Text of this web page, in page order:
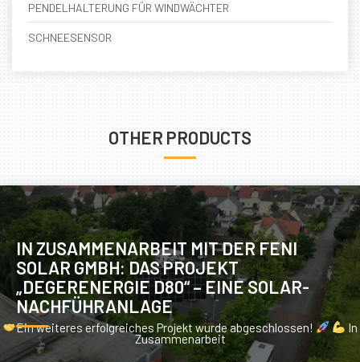
PENDELHALTERUNG FÜR WINDWÄCHTER
SCHNEESENSOR
OTHER PRODUCTS
IN ZUSAMMENARBEIT MIT DER FENI
SOLAR GMBH: DAS PROJEKT
„DEGERENERGIE D80“ – EINE SOLAR-
NACHFÜHRANLAGE
Ein weiteres erfolgreiches Projekt wurde abgeschlossen!
In
Zusammenarbeit